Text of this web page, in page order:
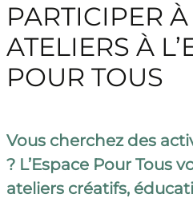
PARTICIPER
ATELIERS À
POUR TOUS
Vous cherchez des
? L’Espace Pour Tous
ateliers créatifs,